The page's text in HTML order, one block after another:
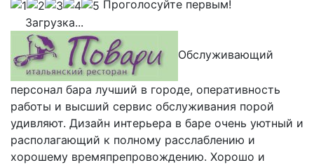
Проголосуйте первым!
Загрузка...
Обслуживающий
персонал бара лучший в городе, оперативность
работы и высший сервис обслуживания порой
удивляют. Дизайн интерьера в баре очень уютный и
располагающий к полному расслаблению и
хорошему времяпрепровождению. Хорошо и